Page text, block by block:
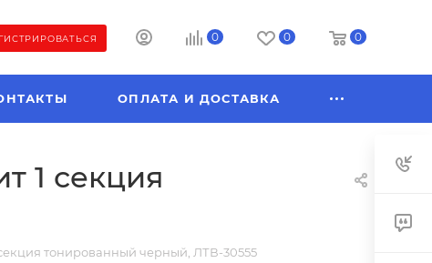
0 0 0
ОПЛАТА И ДОСТАВКА
1 секция
тонированный черный, ЛТВ-30555